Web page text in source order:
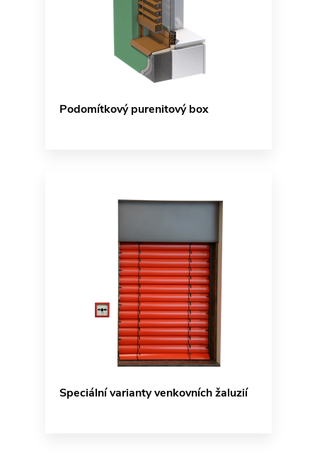
Podomítkový purenitový box
Speciální varianty venkovních žaluzií